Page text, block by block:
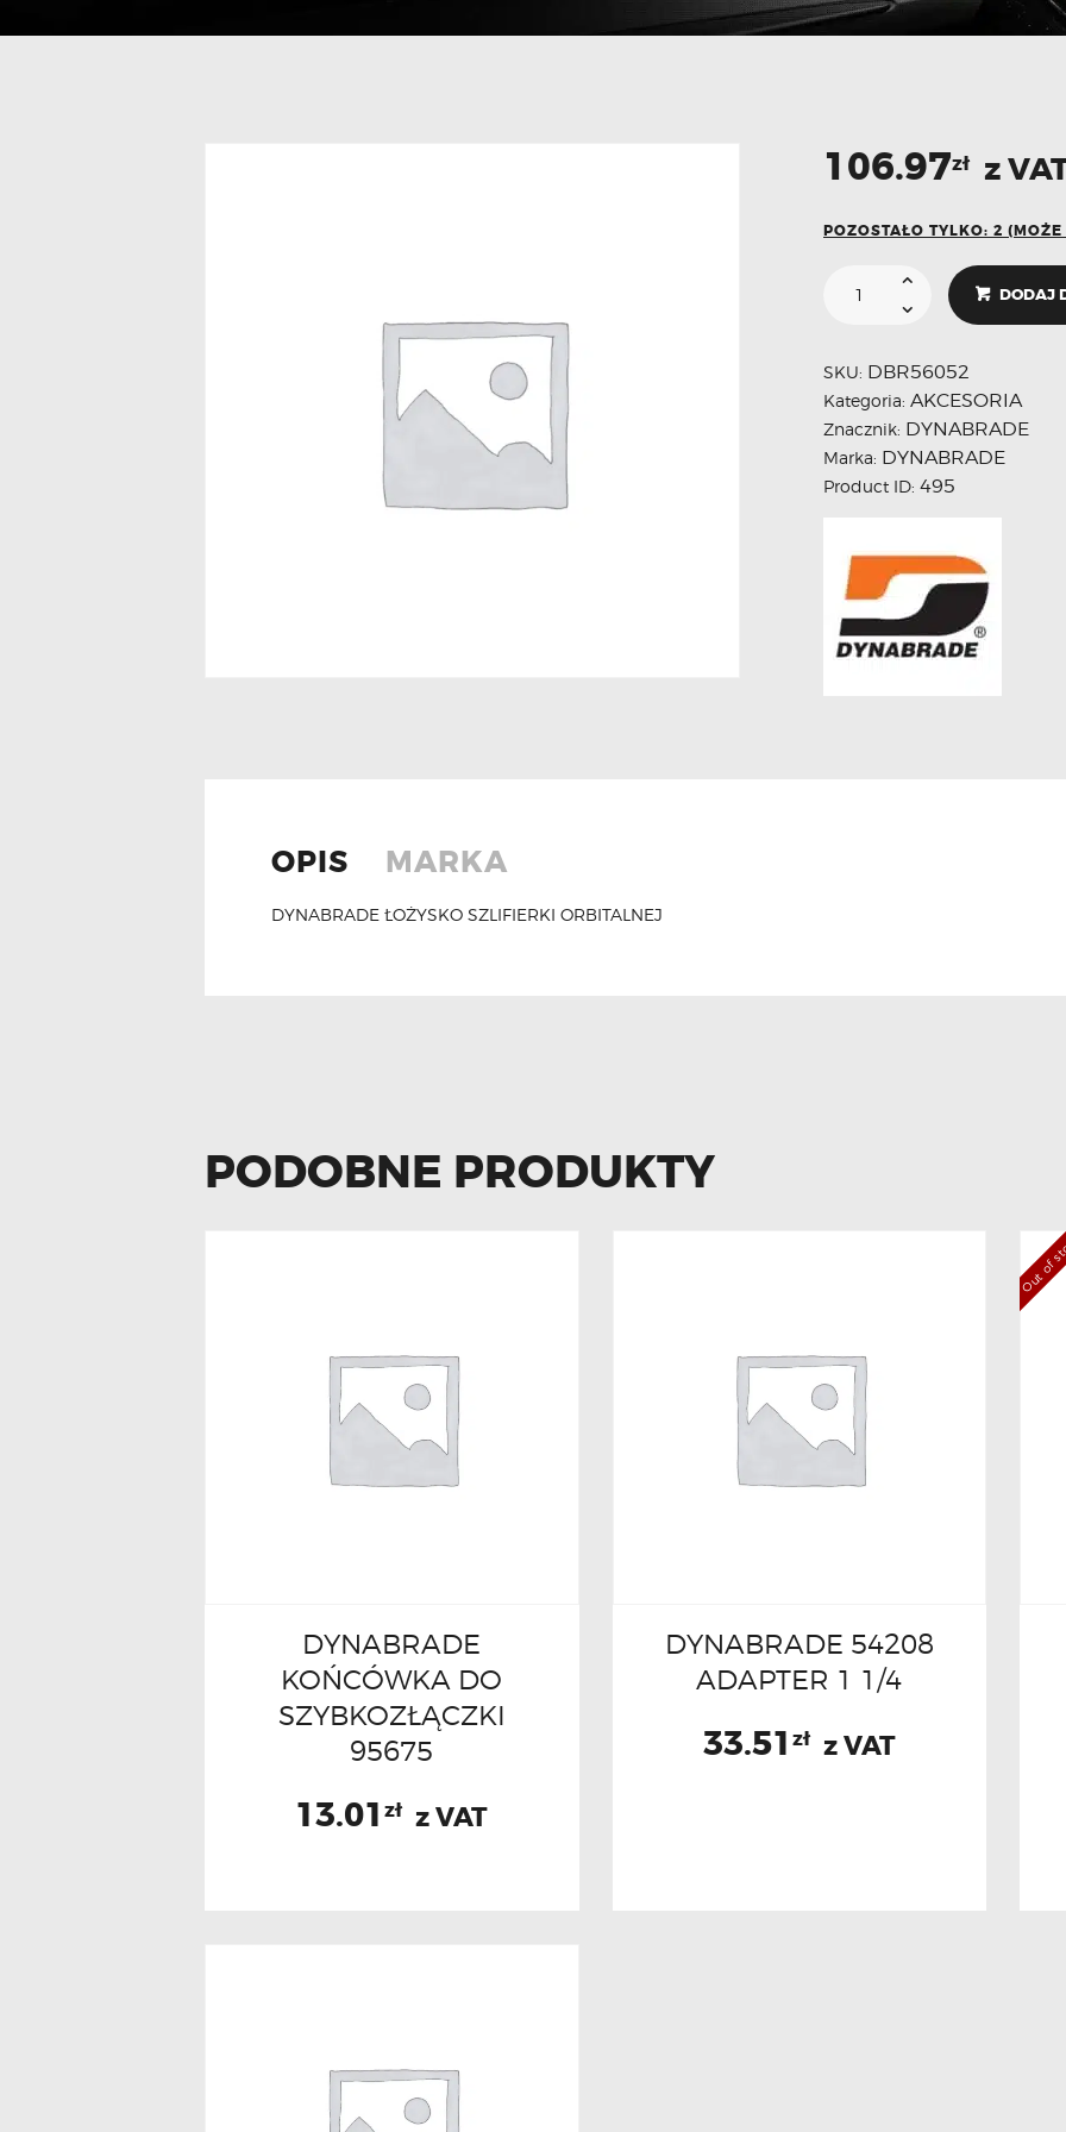
106.97zł z
POZOSTAŁO TYLKO: 2
DODAJ
SKU: DBR56052
Kategoria: AKCESORIA
Znacznik: DYNABRADE
Marka: DYNABRADE
Product ID: 495
OPIS MARKA
DYNABRADE ŁOŻYSKO SZLIFIERKI ORBITALNEJ
PODOBNE PRODUKTY
DYNABRADE
KOŃCÓWKA DO
SZYBKOZŁĄCZKI
95675
13.01zł z VAT
DYNABRADE 54208
ADAPTER 1 1/4
33.51 zł z VAT
Out of